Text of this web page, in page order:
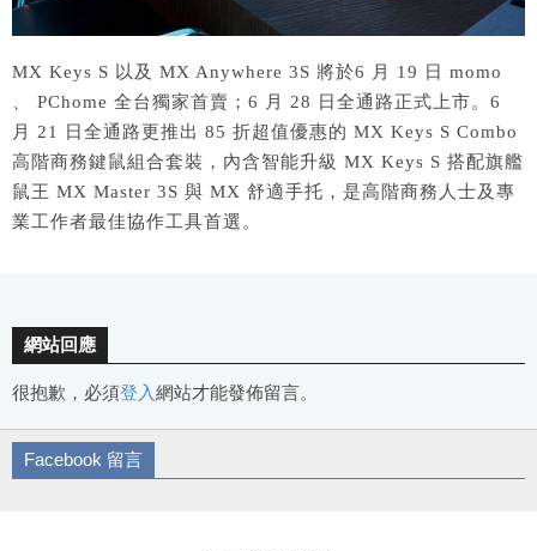
MX Keys S 以及 MX Anywhere 3S 將於6 月 19 日 momo
、 PChome 全台獨家首賣；6 月 28 日全通路正式上市。6
月 21 日全通路更推出 85 折超值優惠的 MX Keys S Combo
高階商務鍵鼠組合套裝，內含智能升級 MX Keys S 搭配旗艦
鼠王 MX Master 3S 與 MX 舒適手托，是高階商務人士及專
業工作者最佳協作工具首選。
網站回應
很抱歉，必須登入網站才能發佈留言。
Facebook 留言